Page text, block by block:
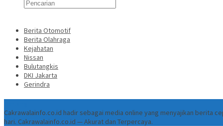
Berita Otomotif
Berita Olahraga
Kejahatan
Nissan
Bulutangkis
DKI Jakarta
Gerindra
Cakrawalainfo.co.id hadir sebagai media online yang menyajikan berita
hari. Cakrawalainfo.co.id — Akurat dan Terpercaya.